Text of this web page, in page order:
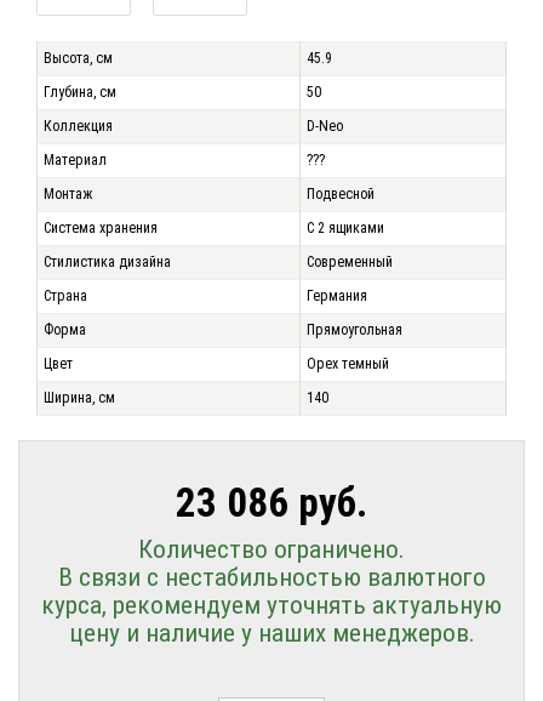
Высота, см
45.9
Глубина, см
50
Коллекция
D-Neo
Материал
???
Монтаж
Подвесной
Система хранения
С 2 ящиками
Стилистика дизайна
Современный
Страна
Германия
Форма
Прямоугольная
Цвет
Орех темный
Ширина, см
140
23 086 руб.
Количество ограничено.
В связи с нестабильностью валютного
курса, рекомендуем уточнять актуальную
цену и наличие у наших менеджеров.